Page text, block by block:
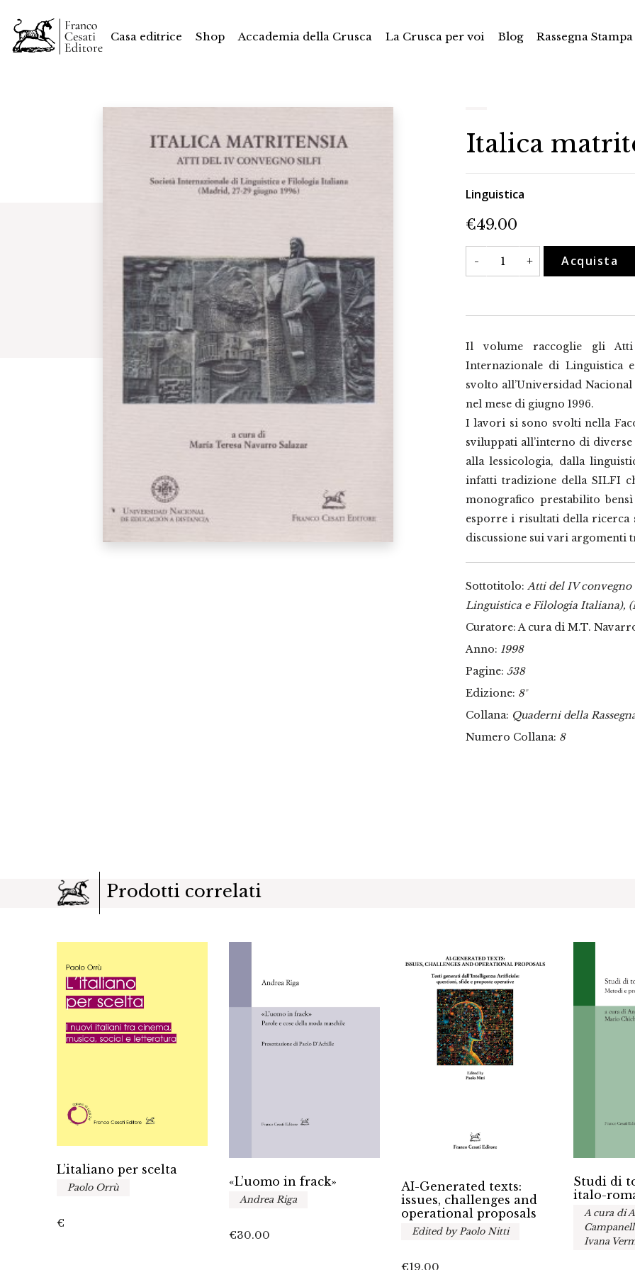
Casa editrice Shop Accademia della Crusca La Crusca per voi Blog Rassegna Stampa
Italica
Linguistica
€49.00
-
Italica
matritensia
quantità
+ Acquista
Il volume raccoglie gli
Internazionale di Linguistica
svolto all’Universidad
nel mese di giugno 1996.
I lavori si sono svolti nella
sviluppati all’interno di
alla lessicologia, dalla
infatti tradizione della SILFI
monografico prestabilito
esporre i risultati della ricerca
discussione sui vari argomenti
Sottotitolo: Atti del IV
Linguistica e Filologia Italiana),
Curatore: A cura di M.T.
Anno: 1998
Pagine: 538
Edizione: 8°
Collana: Quaderni della
Numero Collana: 8
Prodotti correlati
L’italiano per scelta
Paolo Orrù
€
«L’uomo in frack»
Andrea Riga
€30.00
AI-Generated texts:
issues, challenges and
operational proposals
Edited by Paolo Nitti
€19.00
Studi di
italo-
A cura di
Ivana